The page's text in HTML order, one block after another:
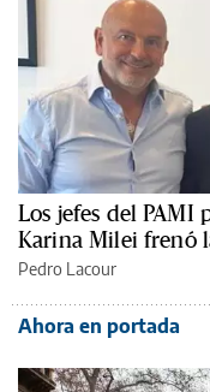
Los jefes del PAMI
Karina Milei frenó
Pedro Lacour
Ahora en portada